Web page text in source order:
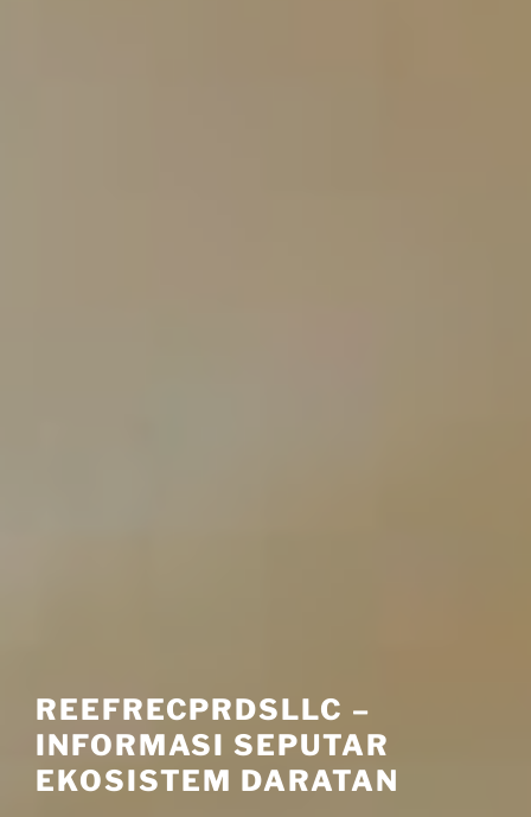
REEFRECPRDSLLC –
INFORMASI SEPUTAR
EKOSISTEM DARATAN